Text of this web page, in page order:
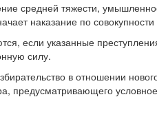
средней тяжести,
наказание по
если указанные
силу.
в отношении
предусматривающего